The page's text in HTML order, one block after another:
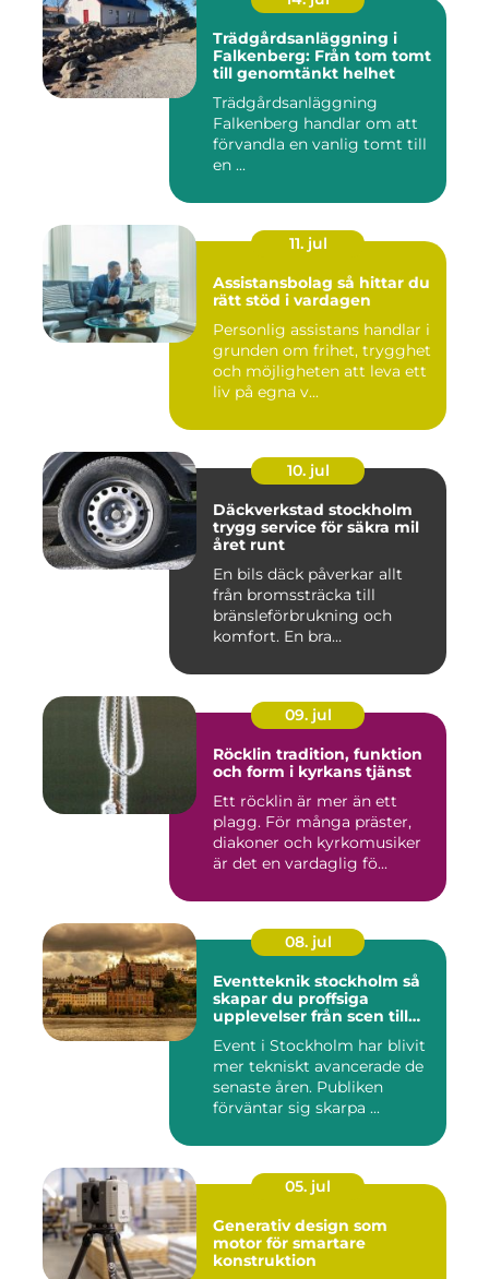
Trädgårdsanläggning i
Falkenberg: Från tom tomt
till genomtänkt helhet
Trädgårdsanläggning
Falkenberg handlar om att
förvandla en vanlig tomt till
en ...
11. jul
Assistansbolag så hittar du
rätt stöd i vardagen
Personlig assistans handlar i
grunden om frihet, trygghet
och möjligheten att leva ett
liv på egna v...
10. jul
Däckverkstad stockholm
trygg service för säkra mil
året runt
En bils däck påverkar allt
från bromssträcka till
bränsleförbrukning och
komfort. En bra
09. jul
Röcklin tradition, funktion
och form i kyrkans tjänst
Ett röcklin är mer än ett
plagg. För många präster,
diakoner och kyrkomusiker
är det en vardaglig fö...
08. jul
Eventteknik stockholm så
skapar du proffsiga
upplevelser från scen till
Event i Stockholm har blivit
mer tekniskt avancerade de
senaste åren. Publiken
förväntar sig skarpa ...
05. jul
Generativ design som
motor för smartare
konstruktion